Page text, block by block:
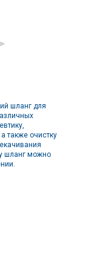
шланг для
также очистку
шланг можно